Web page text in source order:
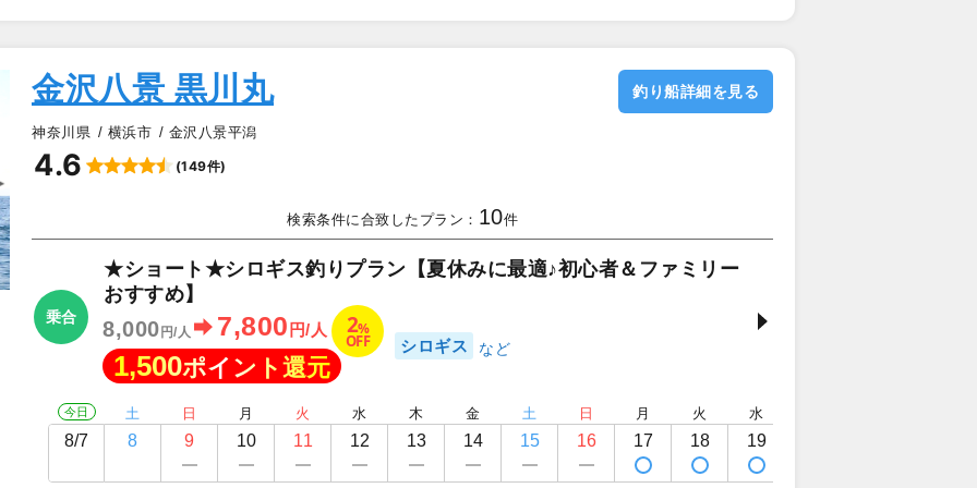
金沢八景 黒川丸
神奈川県 横浜市 金沢八景平潟
4.6 (149件)
釣り船詳細を見る
検索条件に合致したプラン： 10件
乗合
★ショート★シロギス釣りプラン【夏休みに最適♪初心者＆ファミリー
おすすめ】
8,000 円/人 7,800 円/人 2%
OFF
1,500ポイント還元
シロギス
今日
8/7
土
8
日
9
月
10
火
11
水
12
木
13
金
14
土
15
日
16
月
17
火
18
水
19